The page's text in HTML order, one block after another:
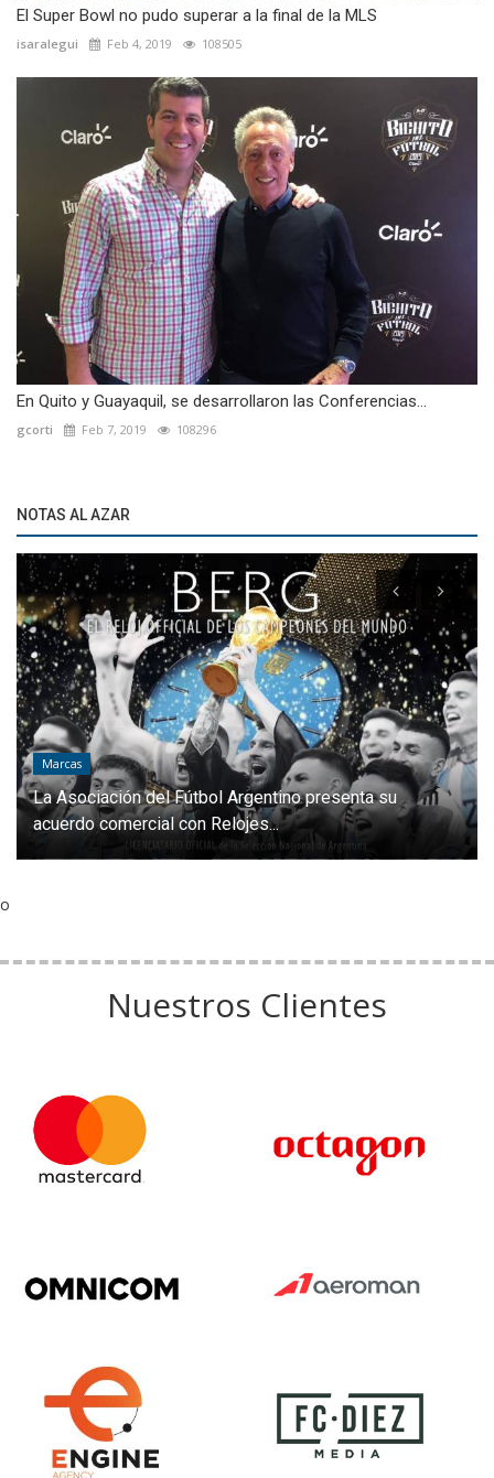
El Super Bowl no pudo superar a la final de la MLS
isaralegui Feb 4, 2019 108505
En Quito y Guayaquil, se desarrollaron las Conferencias...
gcorti Feb 7, 2019 108296
NOTAS AL AZAR
Marcas
La Asociación del Fútbol Argentino presenta su
acuerdo comercial con Relojes...
o
Nuestros Clientes